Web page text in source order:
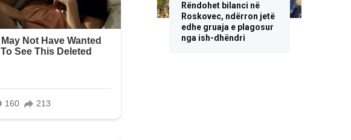
Rëndohet bilanci në
Roskovec, ndërron jetë
edhe gruaja e plagosur
nga ish-dhëndri